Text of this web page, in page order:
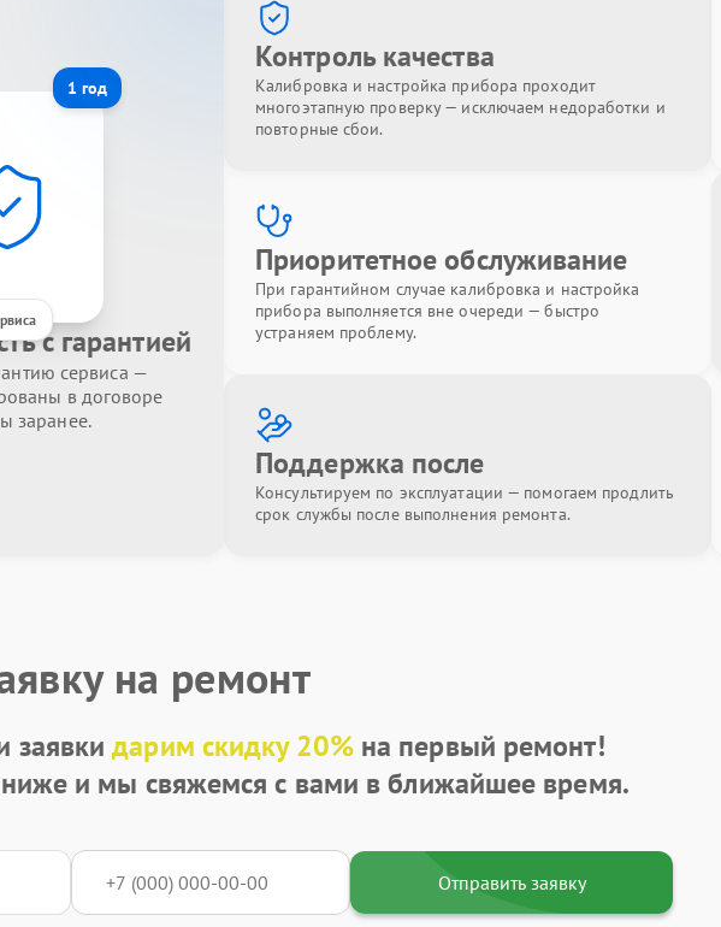
1 год
с гарантией
сервиса —
в договоре
заранее.
Контроль качества
Калибровка и настройка прибора проходит
многоэтапную проверку — исключаем недоработки и
повторные сбои.
Приоритетное обслуживание
При гарантийном случае калибровка и настройка
прибора выполняется вне очереди — быстро
устраняем проблему.
Поддержка после
Консультируем по эксплуатации — помогаем продлить
срок службы после выполнения ремонта.
на ремонт
заявкидарим скидку 20%на первый ремонт!
и мы свяжемся с вами в ближайшее время.
Отправить заявку